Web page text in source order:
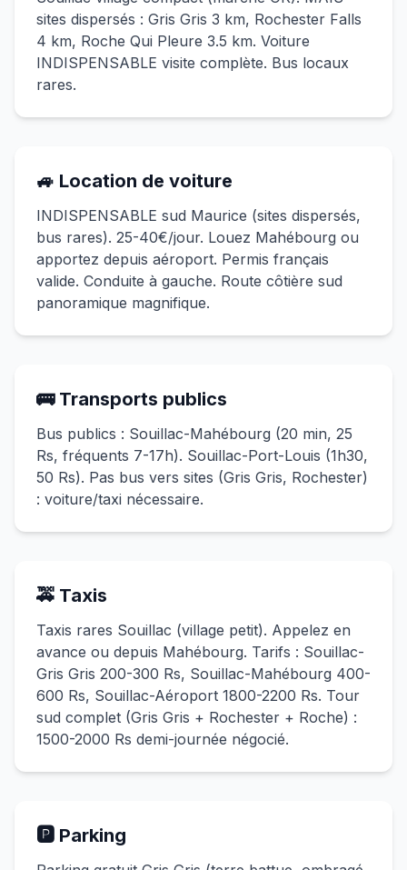
sites dispersés : Gris Gris 3 km, Rochester Falls
4 km, Roche Qui Pleure 3.5 km. Voiture
INDISPENSABLE visite complète. Bus locaux
rares.
🚙 Location de voiture
INDISPENSABLE sud Maurice (sites dispersés,
bus rares). 25-40€/jour. Louez Mahébourg ou
apportez depuis aéroport. Permis français
valide. Conduite à gauche. Route côtière sud
panoramique magnifique.
🚌 Transports publics
Bus publics : Souillac-Mahébourg (20 min, 25
Rs, fréquents 7-17h). Souillac-Port-Louis (1h30,
50 Rs). Pas bus vers sites (Gris Gris, Rochester)
: voiture/taxi nécessaire.
🚕 Taxis
Taxis rares Souillac (village petit). Appelez en
avance ou depuis Mahébourg. Tarifs : Souillac-
Gris Gris 200-300 Rs, Souillac-Mahébourg 400-
600 Rs, Souillac-Aéroport 1800-2200 Rs. Tour
sud complet (Gris Gris + Rochester + Roche) :
1500-2000 Rs demi-journée négocié.
🅿️ Parking